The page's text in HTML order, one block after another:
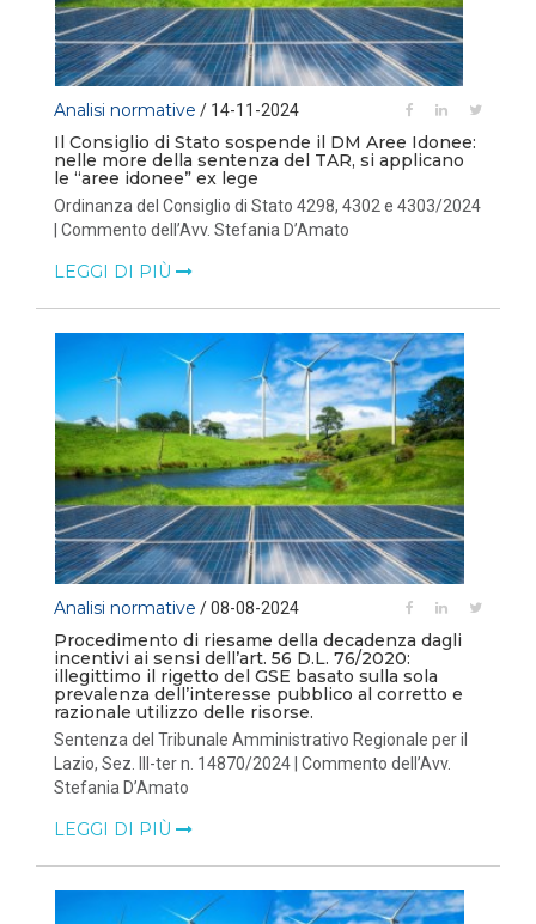
Analisi normative / 14-11-2024
Il Consiglio di Stato sospende il DM Aree Idonee:
nelle more della sentenza del TAR, si applicano
le “aree idonee” ex lege
Ordinanza del Consiglio di Stato 4298, 4302 e 4303/2024
| Commento dell’Avv. Stefania D’Amato
LEGGI DI PIÙ
Analisi normative / 08-08-2024
Procedimento di riesame della decadenza dagli
incentivi ai sensi dell’art. 56 D.L. 76/2020:
illegittimo il rigetto del GSE basato sulla sola
prevalenza dell’interesse pubblico al corretto e
razionale utilizzo delle risorse.
Sentenza del Tribunale Amministrativo Regionale per il
Lazio, Sez. III-ter n. 14870/2024 | Commento dell’Avv.
Stefania D’Amato
LEGGI DI PIÙ